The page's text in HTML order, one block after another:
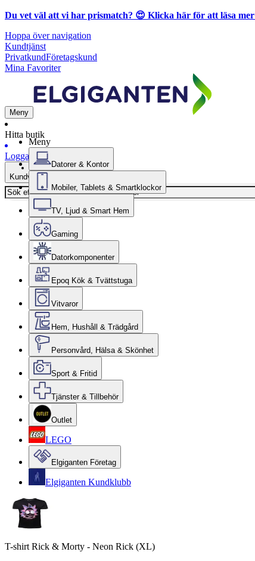
Du vet väl att vi har prismatch? 😍 Klicka här för att läsa mer
Hoppa över navigation
Kundtjänst
PrivatkundFöretagskund
Mina Favoriter
Meny
Hitta butik
Logga in
Kundvagn
Meny
Datorer & Kontor
Mobiler, Tablets & Smartklockor
TV, Ljud & Smart Hem
Gaming
Datorkomponenter
Epoq Kök & Tvättstuga
Vitvaror
Hem, Hushåll & Trädgård
Personvård, Hälsa & Skönhet
Sport & Fritid
Tjänster & Tillbehör
Outlet
LEGO
Elgiganten Företag
Elgiganten Kundklubb
T-shirt Rick & Morty - Neon Rick (XL)